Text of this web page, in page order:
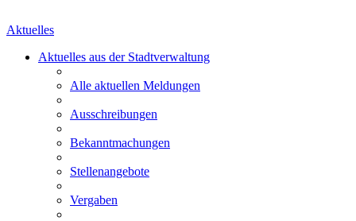
Aktuelles
Aktuelles aus der Stadtverwaltung
Alle aktuellen Meldungen
Ausschreibungen
Bekanntmachungen
Stellenangebote
Vergaben